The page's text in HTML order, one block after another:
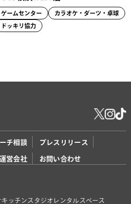
ームセンター カラオケ・ダーツ・卓球
ドッキリ協力
チ相談 プレスリリース
運営会社
お問い合わせ
キッチンスタジオ レンタルスペース